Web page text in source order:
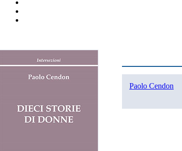
Paolo Cendon